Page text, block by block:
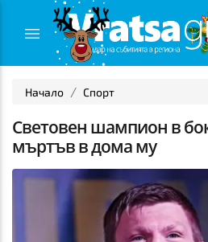
Начало Спорт
Световен шампион в
мъртъв в дома му